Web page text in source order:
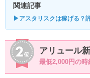
関連記事
▶アスタリスクは稼げる？
アリュール
最低2,000円の時